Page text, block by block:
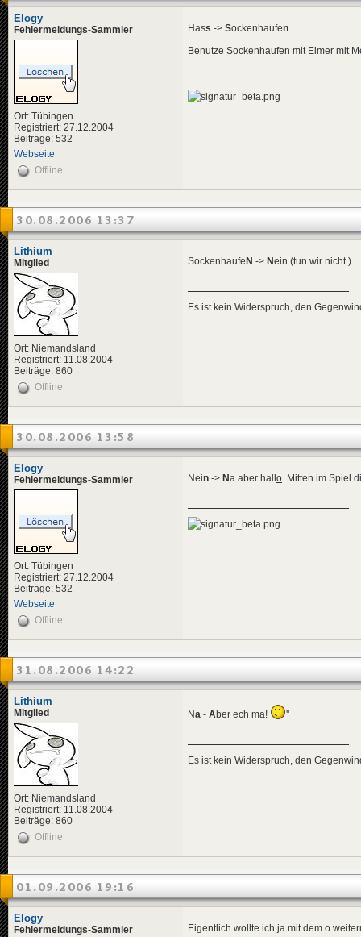
Elogy
Fehlermeldungs-Sammler
Ort: Tübingen
Registriert: 27.12.2004
Beiträge: 532
Webseite
Hass -> Sockenhaufen
Benutze Sockenhaufen mit Eimer mit
Offline
30.08.2006 13:37
Lithium
Mitglied
Ort: Niemandsland
Registriert: 11.08.2004
Beiträge: 860
SockenhaufeN -> Nein (tun wir nicht.)
Es ist kein Widerspruch, den
Offline
30.08.2006 13:58
Elogy
Fehlermeldungs-Sammler
Ort: Tübingen
Registriert: 27.12.2004
Beiträge: 532
Webseite
Nein -> Na aber hallo . Mitten im Spiel
Offline
31.08.2006 14:22
Lithium
Mitglied
Ort: Niemandsland
Registriert: 11.08.2004
Beiträge: 860
Na - Aber ech ma! ''
Es ist kein Widerspruch, den
Offline
01.09.2006 19:16
Elogy
Fehlermeldungs-Sammler Eigentlich wollte ich ja mit dem o